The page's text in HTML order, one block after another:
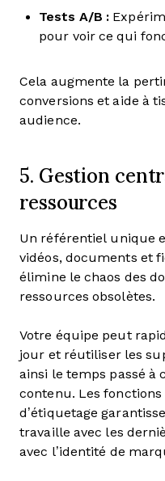
Tests A/B :
pour voir ce qui
Cela augmente la
conversions et aide à
audience.
5. Gestion
ressources
Un référentiel unique
vidéos, documents et
élimine le chaos des
ressources obsolètes.
Votre équipe peut
jour et réutiliser les
ainsi le temps passé à
contenu. Les
d’étiquetage
travaille avec les
avec l’identité de